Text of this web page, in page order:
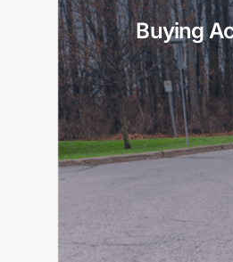
Buying